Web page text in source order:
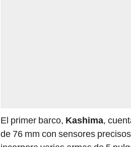
El primer barco, Kashima,
de 76 mm con sensores